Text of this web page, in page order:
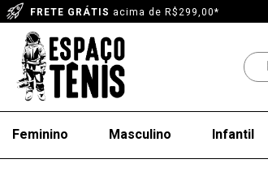
FRETE GRÁTIS acima de R$299,00*
Feminino Masculino Infantil